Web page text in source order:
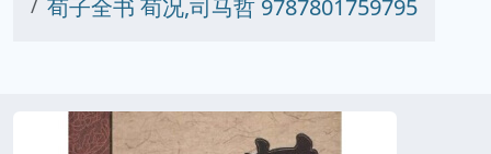
荀子全书 荀况,司马哲 9787801759795